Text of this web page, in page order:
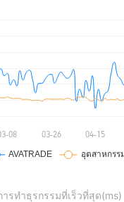
ารทำธุรกรรมที่เร็วที่สุด(ms)